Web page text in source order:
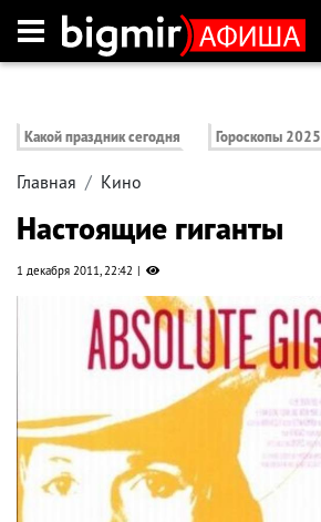
Какой праздник сегодня Гороскопы 2025
Главная Кино
Настоящие гиганты
1 декабря 2011, 22:42